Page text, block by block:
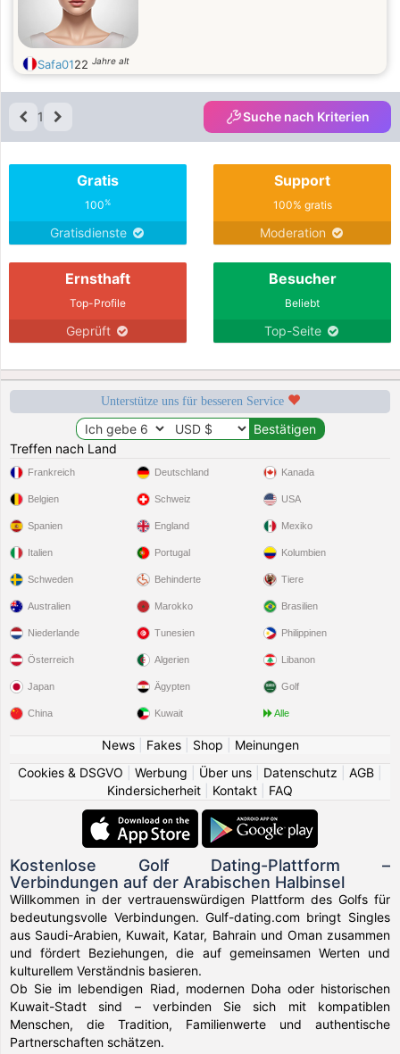
Safa0122 Jahre alt
1 Suche nach Kriterien
Gratis
100%
Gratisdienste
Support
100% gratis
Moderation
Ernsthaft
Top-Profile
Geprüft
Besucher
Beliebt
Top-Seite
Unterstütze uns für besseren Service
Treffen nach Land
Frankreich
Belgien
Spanien
Italien
Schweden
Deutschland
Schweiz
England
Portugal
Behinderte
Kanada
USA
Mexiko
Kolumbien
Tiere
Australien
Niederlande
Österreich
Japan
China
Marokko
Tunesien
Algerien
Ägypten
Kuwait
Brasilien
Philippinen
Libanon
Golf
Alle
News| Fakes| Shop
Meinungen
Cookies & DSGVO
Werbung Über uns Datenschutz AGB
Kindersicherheit
Kontakt FAQ
Kostenlose Golf Dating-Plattform –
Verbindungen auf der Arabischen Halbinsel
Willkommen in der vertrauenswürdigen Plattform des Golfs für
bedeutungsvolle Verbindungen. Gulf-dating.com bringt Singles
aus Saudi-Arabien, Kuwait, Katar, Bahrain und Oman zusammen
und fördert Beziehungen, die auf gemeinsamen Werten und
kulturellem Verständnis basieren.
Ob Sie im lebendigen Riad, modernen Doha oder historischen
Kuwait-Stadt sind – verbinden Sie sich mit kompatiblen
Menschen, die Tradition, Familienwerte und authentische
Partnerschaften schätzen.